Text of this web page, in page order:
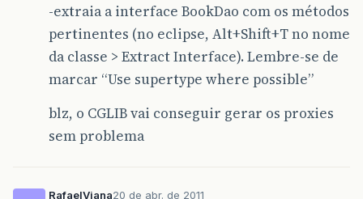
-extraia a interface BookDao com os métodos
pertinentes (no eclipse, Alt+Shift+T no nome
da classe > Extract Interface). Lembre-se de
marcar “Use supertype where possible”
blz, o CGLIB vai conseguir gerar os proxies
sem problema
RafaelViana20 de abr. de 2011